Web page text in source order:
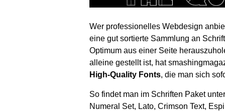
Wer professionelles Webdesign
eine gut sortierte Sammlung an
Optimum aus einer Seite
alleine gestellt ist, hat
High-Quality Fonts, die man sich
So findet man im Schriften Paket
Numeral Set, Lato, Crimson Text,